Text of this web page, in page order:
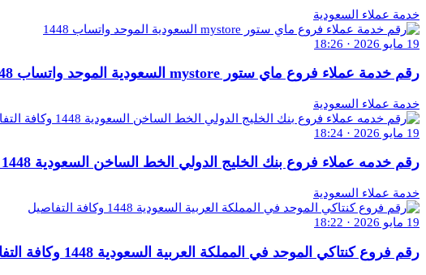
خدمة عملاء السعودية
19 مايو 2026 · 18:26
رقم خدمة عملاء فروع ماي ستور mystore السعودية الموحد واتساب 1448
خدمة عملاء السعودية
19 مايو 2026 · 18:24
رقم خدمه عملاء فروع بنك الخليج الدولي الخط الساخن السعودية 1448 وكافة التفاصيل
خدمة عملاء السعودية
19 مايو 2026 · 18:22
رقم فروع كنتاكي الموحد في المملكة العربية السعودية 1448 وكافة التفاصيل